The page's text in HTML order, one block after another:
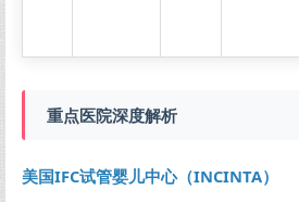
重点医院深度解析
美国IFC试管婴儿中心（INCINTA）